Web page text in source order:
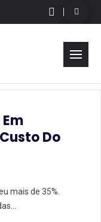
Do
mais de 35%.